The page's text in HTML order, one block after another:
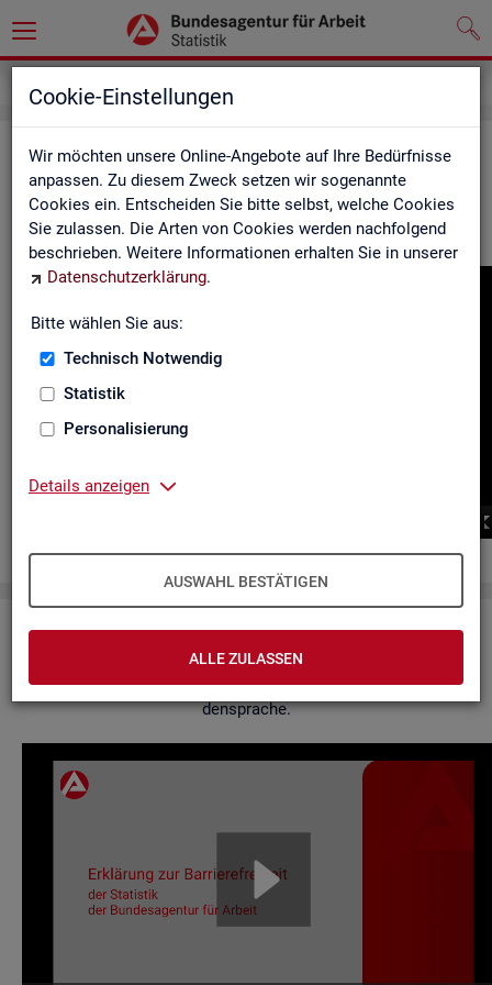
Cookie-Einstellungen
Wir möchten unsere Online-Angebote auf Ihre Bedürfnisse
anpassen. Zu diesem Zweck setzen wir sogenannte
Cookies ein. Entscheiden Sie bitte selbst, welche Cookies
Sie zulassen. Die Arten von Cookies werden nachfolgend
beschrieben. Weitere Informationen erhalten Sie in unserer
Datenschutzerklärung.
Bitte wählen Sie aus:
Technisch Notwendig
Statistik
Personalisierung
Details anzeigen
AUSWAHL BESTÄTIGEN
ALLE ZULASSEN
In­for­ma­tio­nen in Ge­bär­den­spra­che
Hier fin­den Sie unser In­for­ma­ti­ons­vi­deo in Deut­scher Ge­bär­
den­spra­che.
Video-
er
Er­klä­rung zur Bar­rie­re­frei­heit
Hier fin­den Sie un­se­re Er­klä­rung zur Bar­rie­re­frei­heit in Ge­bär­
den­spra­che.